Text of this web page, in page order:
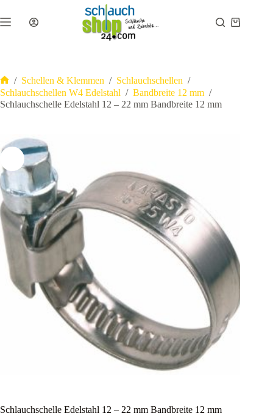
Inhalt
springen
Warenkorb
Start
/ Schellen & Klemmen / Schlauchschellen /
Schlauchschellen W4 Edelstahl / Bandbreite 12 mm /
Schlauchschelle Edelstahl 12 – 22 mm Bandbreite 12 mm
Schlauchschelle Edelstahl 12 – 22 mm Bandbreite 12 mm